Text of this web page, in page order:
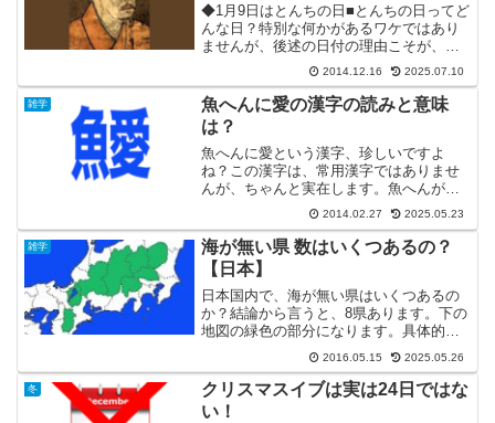
◆1月9日はとんちの日■とんちの日ってど
んな日？特別な何かがあるワケではあり
ませんが、後述の日付の理由こそが、と
んちの日そのものを表していると言えま
す。要するに、とんちが得意な一休さん
にちなんだ日です。(笑)とんちとは、漢字
で頓智(頓知)と...
2014.12.16 2025.07.10
雑学
魚へんに愛の漢字の読みと意味
は？
魚へんに愛という漢字、珍しいですよ
ね？この漢字は、常用漢字ではありませ
んが、ちゃんと実在します。魚へんがつ
いた時点で、何らかの魚の名前だという
ことは容易に想像できるのです
が・・・。はたして、魚へんに愛という
漢字は、どんな読みで、どんな魚のこ...
2014.02.27 2025.05.23
雑学
海が無い県 数はいくつあるの？
【日本】
日本国内で、海が無い県はいくつあるの
か？結論から言うと、8県あります。下の
地図の緑色の部分になります。具体的に
名前を挙げると、以下のとおりです。(北
から順) 栃木県 群馬県 長野県 埼玉県 山
梨県 岐阜県 滋賀県 (琵琶湖は海ではあり
ません...
2016.05.15 2025.05.26
冬
クリスマスイブは実は24日ではな
い！